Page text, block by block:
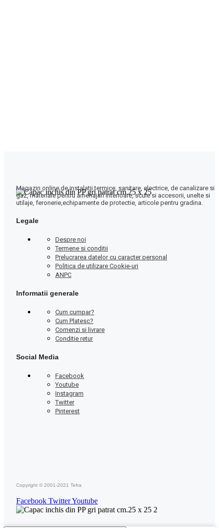
Magazin online de instalatii termice, sanitare, electrice, de canalizare si
gaz, materiale pentru amenajari interioare, scule si accesorii, unelte si
utilaje, feronerie,echipamente de protectie, articole pentru gradina.
Legale
Despre noi
Termene si conditii
Prelucrarea datelor cu caracter personal
Politica de utilizare Cookie-uri
ANPC
Informatii generale
Cum cumpar?
Cum Platesc?
Comenzi si livrare
Conditie retur
Social Media
Facebook
Youtube
Instagram
Twitter
Pinterest
Copyright © 2001-2021 Tefra
Facebook TwitterYoutube